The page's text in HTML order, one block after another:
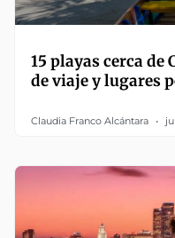
15 playas cerca de
de viaje y lugares
Claudia Franco Alcántara